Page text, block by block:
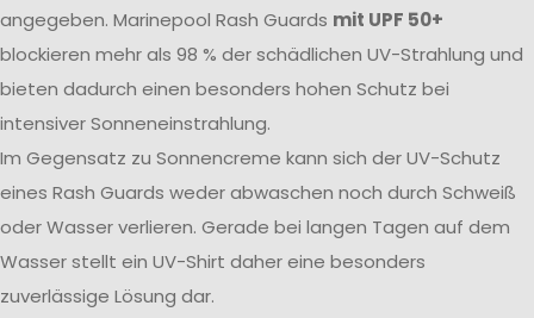
angegeben. Marinepool Rash Guards mit UPF 50+
blockieren mehr als 98 % der schädlichen UV-Strahlung und
bieten dadurch einen besonders hohen Schutz bei
intensiver Sonneneinstrahlung.
Im Gegensatz zu Sonnencreme kann sich der UV-Schutz
eines Rash Guards weder abwaschen noch durch Schweiß
oder Wasser verlieren. Gerade bei langen Tagen auf dem
Wasser stellt ein UV-Shirt daher eine besonders
zuverlässige Lösung dar.